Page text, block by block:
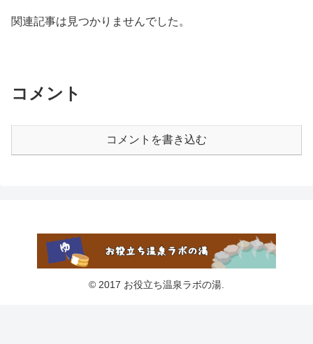
関連記事は見つかりませんでした。
コメント
コメントを書き込む
© 2017 お役立ち温泉ラボの湯.